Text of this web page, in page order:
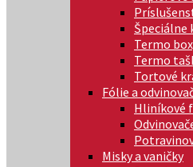
Špeciálne
Termo
Termo
Tortové
Fólie a
Hliníkové
Misky a vaničky